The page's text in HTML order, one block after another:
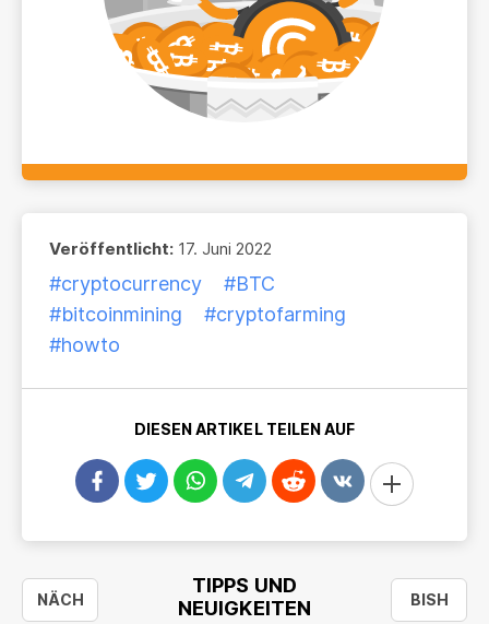
Veröffentlicht: 17. Juni 2022
#cryptocurrency
#BTC
#bitcoinmining
#cryptofarming
#howto
DIESEN ARTIKEL TEILEN AUF
NÄCH
TIPPS UND
NEUIGKEITEN
BISH